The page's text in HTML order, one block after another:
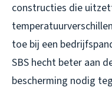
constructies die
toe bij een
SBS hecht beter aan
bescherming nodig